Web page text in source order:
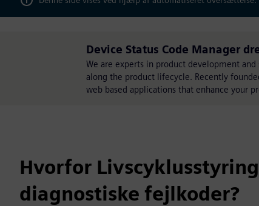
Device Status Code Manager
We are experts in product development
along the product lifecycle. Recently
web based applications that enhance your
Hvorfor
diagnostiske fejlkoder?